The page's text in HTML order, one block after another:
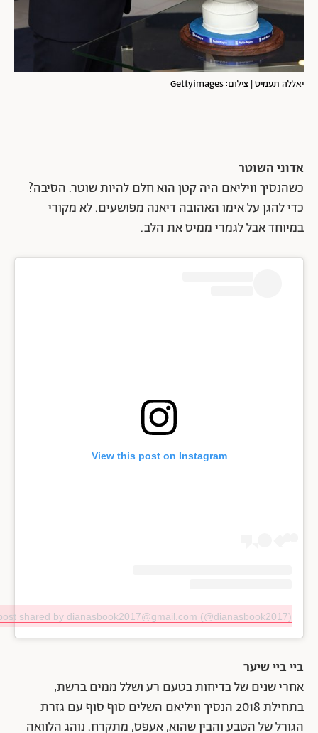
יאללה תעמיס | צילום: Gettyimages
אדוני השוטר
כשהנסיך וויליאם היה קטן הוא חלם להיות שוטר. הסיבה?
כדי להגן על אימו האהובה דיאנה מפושעים. לא מקורי
במיוחד אבל לגמרי ממיס את הלב.
View this post on Instagram
shared by dianasbook2017@gmail.com (@dianasbook2017)
ביי ביי שיער
אחרי שנים של בדיחות בטעם רע ושלל ממים ברשת,
בתחילת 2018 הנסיך וויליאם השלים סוף סוף עם גזרת
הגורל של הטבע והבין שהוא, אעפס, מתקרח. נוהג הלוואה